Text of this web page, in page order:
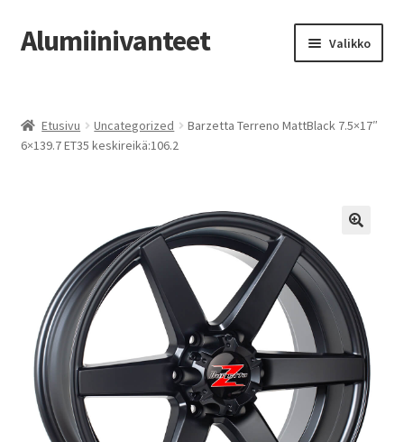
Siirry
navigointiin
Siirry
sisältöön
Alumiinivanteet Valikko
Kauppa
Vanteiden osto-opas
Auton renkaat
Yhteystiedot
Etusivu Uncategorized
Barzetta Terreno MattBlack 7.5×17″
6×139.7 ET35 keskireikä:106.2